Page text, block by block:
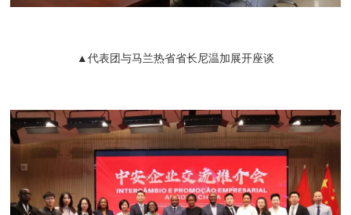
▲代表团与马兰热省省长尼温加展开座谈